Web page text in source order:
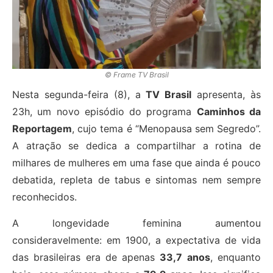
© Frame TV Brasil
Nesta segunda-feira (8), aTV Brasil apresenta, às
23h, um novo episódio do programa Caminhos da
Reportagem, cujo tema é “Menopausa sem Segredo”.
A atração se dedica a compartilhar a rotina de
milhares de mulheres em uma fase que ainda é pouco
debatida, repleta de tabus e sintomas nem sempre
reconhecidos.
A longevidade feminina aumentou
consideravelmente: em 1900, a expectativa de vida
das brasileiras era de apenas 33,7 anos, enquanto